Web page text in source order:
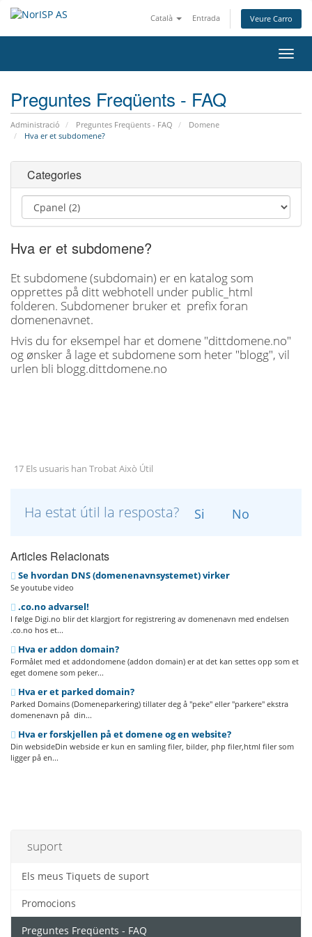
Català Entrada Veure Carro
la
Preguntes Freqüents - FAQ
Administració Preguntes Freqüents - FAQ
Domene
Hva er et subdomene?
Categories
Hva er et subdomene?
Et subdomene (subdomain) er en katalog som
opprettes på ditt webhotell under public_html
folderen. Subdomener bruker et prefix foran
domenenavnet.
Hvis du for eksempel har et domene "dittdomene.no"
og ønsker å lage et subdomene som heter "blogg", vil
urlen bli blogg.dittdomene.no
17 Els usuaris han Trobat Això Útil
Ha estat útil la resposta? Si No
Articles Relacionats
Se hvordan DNS (domenenavnsystemet) virker
Se youtube video
.co.no advarsel!
I følge Digi.no blir det klargjort for registrering av domenenavn med endelsen
.co.no hos et...
Hva er addon domain?
Formålet med et addondomene (addon domain) er at det kan settes opp som et
eget domene som peker...
Hva er et parked domain?
Parked Domains (Domeneparkering) tillater deg å "peke" eller "parkere" ekstra
domenenavn på din...
Hva er forskjellen på et domene og en website?
Din websideDin webside er kun en samling filer, bilder, php filer,html filer som
ligger på en...
suport
Els meus Tiquets de suport
Promocions
Preguntes Freqüents - FAQ